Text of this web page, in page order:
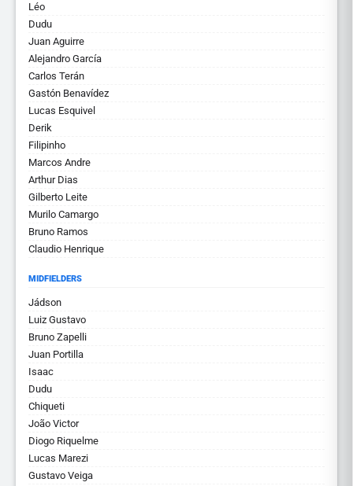
Léo
Dudu
Juan Aguirre
Alejandro García
Carlos Terán
Gastón Benavídez
Lucas Esquivel
Derik
Filipinho
Marcos Andre
Arthur Dias
Gilberto Leite
Murilo Camargo
Bruno Ramos
Claudio Henrique
MIDFIELDERS
Jádson
Luiz Gustavo
Bruno Zapelli
Juan Portilla
Isaac
Dudu
Chiqueti
João Victor
Diogo Riquelme
Lucas Marezi
Gustavo Veiga